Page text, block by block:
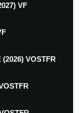
VF
VOSTFR